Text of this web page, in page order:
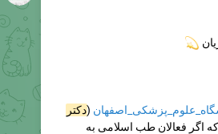
(دکتر
که اگر فعالان طب اسلامی به